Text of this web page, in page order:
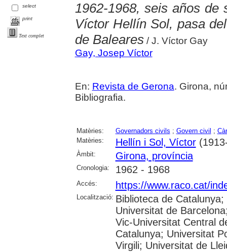
select
print
Text complet
1962-1968, seis años
Víctor Hellín Sol, pasa
de Baleares/ J. Víctor Gay
Gay, Josep Víctor
En: Revista de Gerona. Girona,
Bibliografia.
Matèries: Governadors civils ; Govern civil ;
Matèries:
Hellín i Sol, Víctor
Àmbit: Girona, província
Cronologia: 1962 - 1968
Accés: https://www.raco.cat/
Localització: Biblioteca de
Universitat de
Vic-Universitat Central
Catalunya; Universitat
Virgili; Universitat de